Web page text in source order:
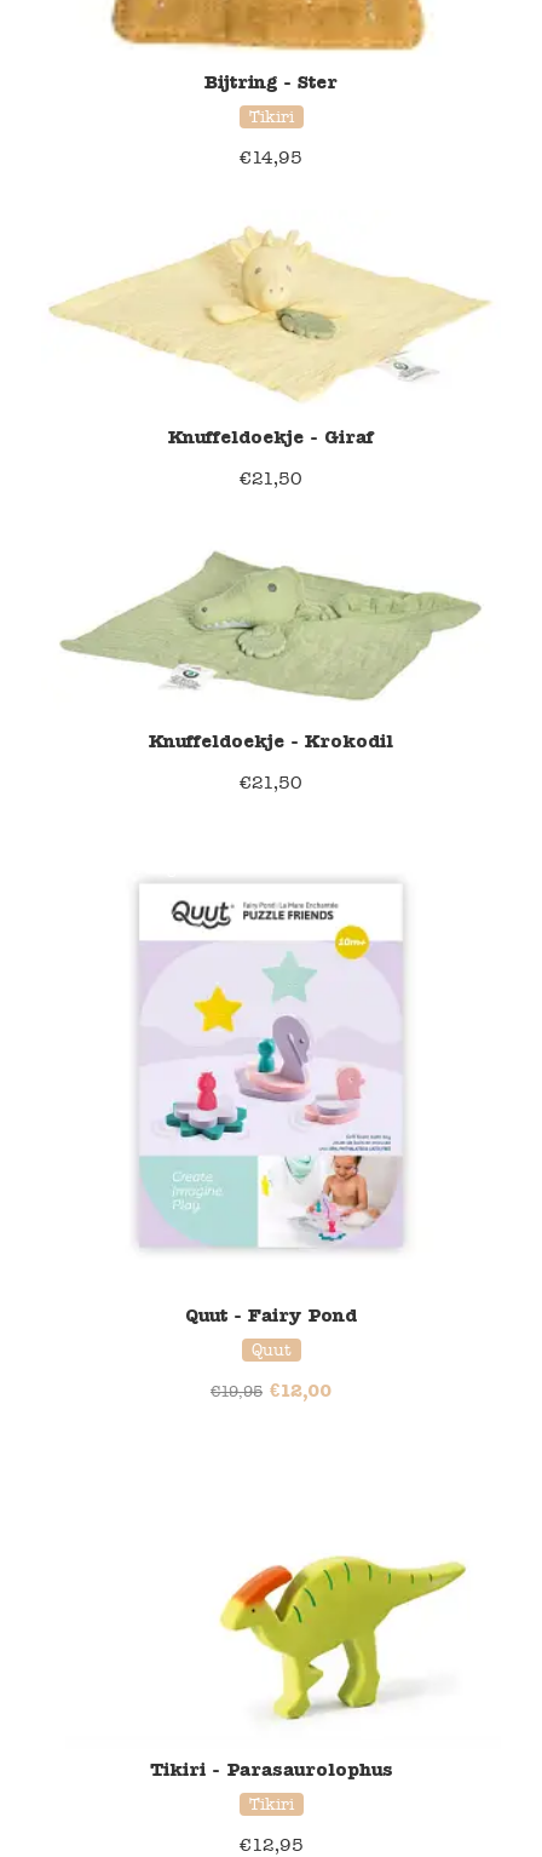
Bijtring - Ster
Tikiri
€14,95
Knuffeldoekje - Giraf
€21,50
Knuffeldoekje - Krokodil
€21,50
Quut - Fairy Pond
Quut
€19,95 €12,00
Tikiri - Parasaurolophus
Tikiri
€12,95